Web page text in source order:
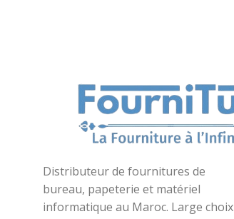
Distributeur de fournitures de
bureau, papeterie et matériel
informatique au Maroc. Large choix